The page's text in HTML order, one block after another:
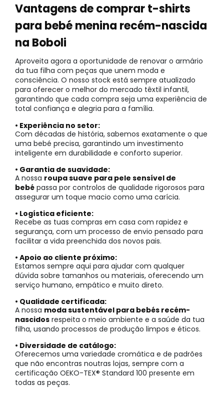
Vantagens de comprar t-shirts
para bebé menina recém-nascida
na Boboli
Aproveita agora a oportunidade de renovar o armário
da tua filha com peças que unem moda e
consciência. O nosso stock está sempre atualizado
para oferecer o melhor do mercado têxtil infantil,
garantindo que cada compra seja uma experiência de
total confiança e alegria para a família.
• Experiência no setor:
Com décadas de história, sabemos exatamente o que
uma bebé precisa, garantindo um investimento
inteligente em durabilidade e conforto superior.
• Garantia de suavidade:
A nossa roupa suave para pele sensível de
bebé passa por controlos de qualidade rigorosos para
assegurar um toque macio como uma carícia.
• Logística eficiente:
Recebe as tuas compras em casa com rapidez e
segurança, com um processo de envio pensado para
facilitar a vida preenchida dos novos pais.
• Apoio ao cliente próximo:
Estamos sempre aqui para ajudar com qualquer
dúvida sobre tamanhos ou materiais, oferecendo um
serviço humano, empático e muito direto.
• Qualidade certificada:
A nossa moda sustentável para bebés recém-
nascidos respeita o meio ambiente e a saúde da tua
filha, usando processos de produção limpos e éticos.
• Diversidade de catálogo:
Oferecemos uma variedade cromática e de padrões
que não encontras noutras lojas, sempre com a
certificação OEKO-TEX® Standard 100 presente em
todas as peças.